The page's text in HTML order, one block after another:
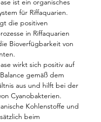
ist ein organisches
für Riffaquarien.
die positiven
in Riffaquarien
Bioverfügbarkeit von
wirkt sich positiv auf
gemäß dem
aus und hilft bei der
Cyanobakterien.
Kohlenstoffe und
beim